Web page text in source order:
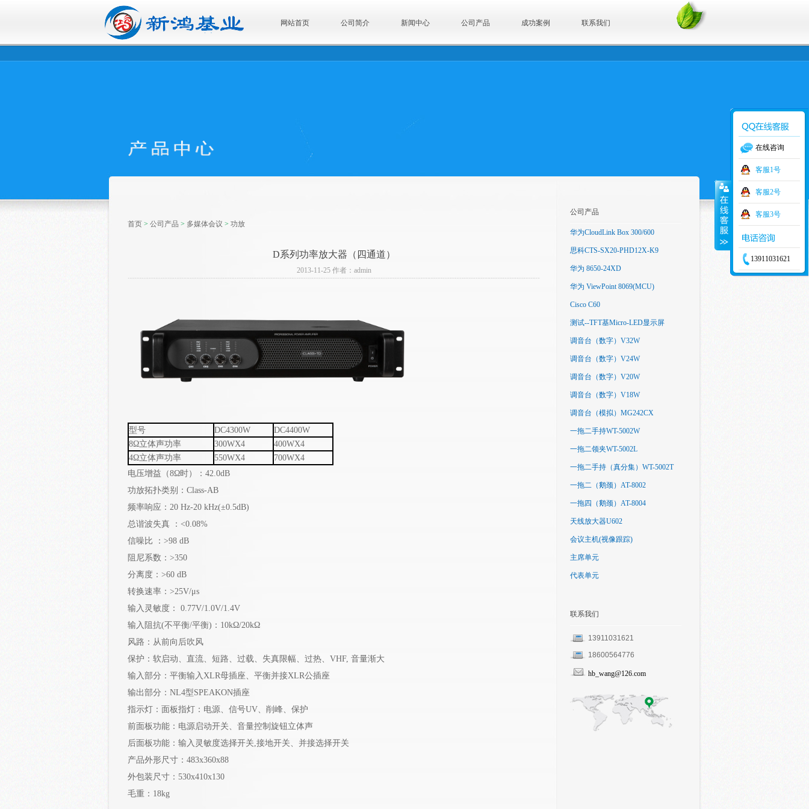
网站首页 公司简介 新闻中心 公司产品 成功案例 联系我们
首页 > 公司产品 > 多媒体会议 > 功放
D系列功率放大器（四通道）
2013-11-25 作者：admin
型号 DC4300W
DC4400W
8Ω立体声功率
300WX4
400WX4
4Ω立体声功率
550WX4
700WX4
电压增益（8Ω时）：42.0dB
功放拓扑类别：Class-AB
频率响应：20 Hz-20 kHz(±0.5dB)
总谐波失真 ：<0.08%
信噪比 ：>98 dB
阻尼系数：>350
分离度：>60 dB
转换速率：>25V/μs
输入灵敏度： 0.77V/1.0V/1.4V
输入阻抗(不平衡/平衡)：10kΩ/20kΩ
风路：从前向后吹风
保护：软启动、直流、短路、过载、失真限幅、过热、VHF, 音量渐大
输入部分：平衡输入XLR母插座、平衡并接XLR公插座
输出部分：NL4型SPEAKON插座
指示灯：面板指灯：电源、信号UV、削峰、保护
前面板功能：电源启动开关、音量控制旋钮立体声
后面板功能：输入灵敏度选择开关,接地开关、并接选择开关
产品外形尺寸：483x360x88
外包装尺寸：530x410x130
毛重：18kg
公司产品
华为CloudLink Box 300/600
思科CTS-SX20-PHD12X-K9
华为 8650-24XD
华为 ViewPoint 8069(MCU)
Cisco C60
测试--TFT基Micro-LED显示屏
调音台（数字）V32W
调音台（数字）V24W
调音台（数字）V20W
调音台（数字）V18W
调音台（模拟）MG242CX
一拖二手持WT-5002W
一拖二领夹WT-5002L
一拖二手持（真分集）WT-5002T
一拖二（鹅颈）AT-8002
一拖四（鹅颈）AT-8004
天线放大器U602
会议主机(视像跟踪)
主席单元
代表单元
联系我们
13911031621
18600564776
hb_wang@126.com
在线咨询
客服1号
客服2号
客服3号
13911031621